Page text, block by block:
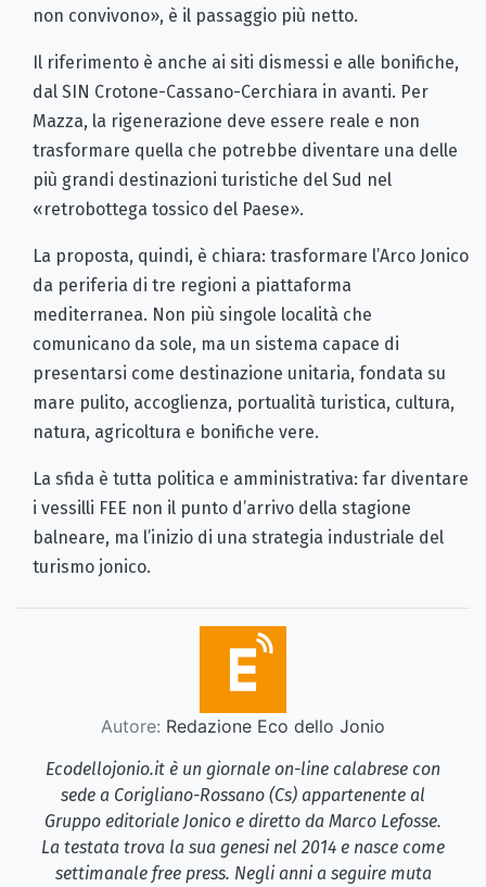
non convivono», è il passaggio più netto.
Il riferimento è anche ai siti dismessi e alle bonifiche,
dal SIN Crotone-Cassano-Cerchiara in avanti. Per
Mazza, la rigenerazione deve essere reale e non
trasformare quella che potrebbe diventare una delle
più grandi destinazioni turistiche del Sud nel
«retrobottega tossico del Paese».
La proposta, quindi, è chiara: trasformare l’Arco Jonico
da periferia di tre regioni a piattaforma
mediterranea. Non più singole località che
comunicano da sole, ma un sistema capace di
presentarsi come destinazione unitaria, fondata su
mare pulito, accoglienza, portualità turistica, cultura,
natura, agricoltura e bonifiche vere.
La sfida è tutta politica e amministrativa: far diventare
i vessilli FEE non il punto d’arrivo della stagione
balneare, ma l’inizio di una strategia industriale del
turismo jonico.
Autore: Redazione Eco dello Jonio
Ecodellojonio.it è un giornale on-line calabrese con
sede a Corigliano-Rossano (Cs) appartenente al
Gruppo editoriale Jonico e diretto da Marco Lefosse.
La testata trova la sua genesi nel 2014 e nasce come
settimanale free press. Negli anni a seguire muta